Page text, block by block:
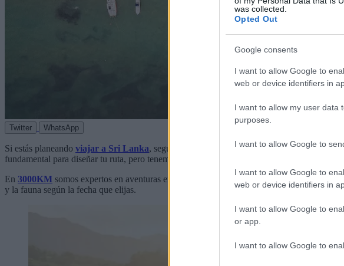
was collected.
Opted Out
Google consents
I want to allow Google to
web or device identifiers in
I want to allow my user data
purposes.
I want to allow Google to
I want to allow Google to
web or device identifiers in
I want to allow Google to
or app.
I want to allow Google to
Twitter WhatsApp
Si estás planeando viajar a Sri Lanka, seguramente te asalta la gran duda antes de
fundamental para diseñar tu ruta, pero tenemos una buena noticia: la isla es un destino para
En 3000KM somos expertos en aventuras en grupo y conocemos cada rincón de la
y la fauna según la fecha que elijas.